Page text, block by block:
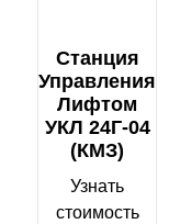
Станция
Управления
Лифтом
УКЛ 24Г-04
(КМЗ)
Узнать
стоимость